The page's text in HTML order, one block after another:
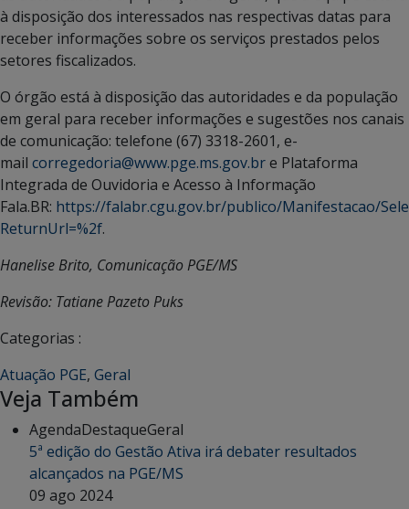
à disposição dos interessados nas respectivas datas para
receber informações sobre os serviços prestados pelos
setores fiscalizados.
O órgão está à disposição das autoridades e da população
em geral para receber informações e sugestões nos canais
de comunicação: telefone (67) 3318-2601, e-
mail corregedoria@www.pge.ms.gov.bre Plataforma
Integrada de Ouvidoria e Acesso à Informação
Fala.BR: https://falabr.cgu.gov.br/publico/Manifestacao/
ReturnUrl=%2f.
Hanelise Brito, Comunicação PGE/MS
Revisão: Tatiane Pazeto Puks
Categorias :
Atuação PGE, Geral
Veja Também
AgendaDestaqueGeral
5ª edição do Gestão Ativa irá debater resultados
alcançados na PGE/MS
09 ago 2024